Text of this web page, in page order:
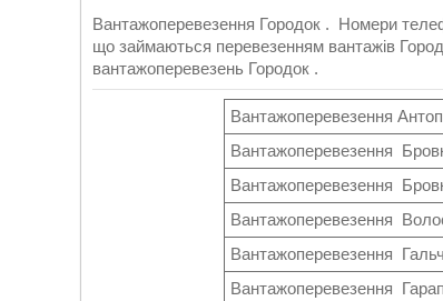
Вантажоперевезення Городок . Номери
що займаються перевезенням вантажів
вантажоперевезень Городок .
Вантажоперевезення
Вантажоперевезення
Вантажоперевезення
Вантажоперевезення
Вантажоперевезення
Вантажоперевезення